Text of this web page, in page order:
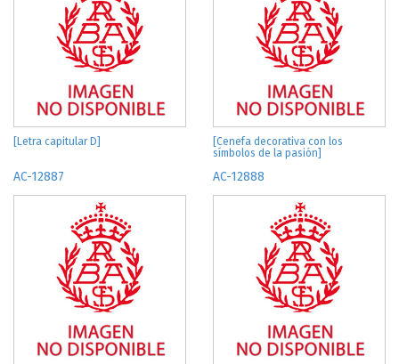
[Letra capitular D]
[Cenefa decorativa con los
símbolos de la pasión]
AC-12887 AC-12888